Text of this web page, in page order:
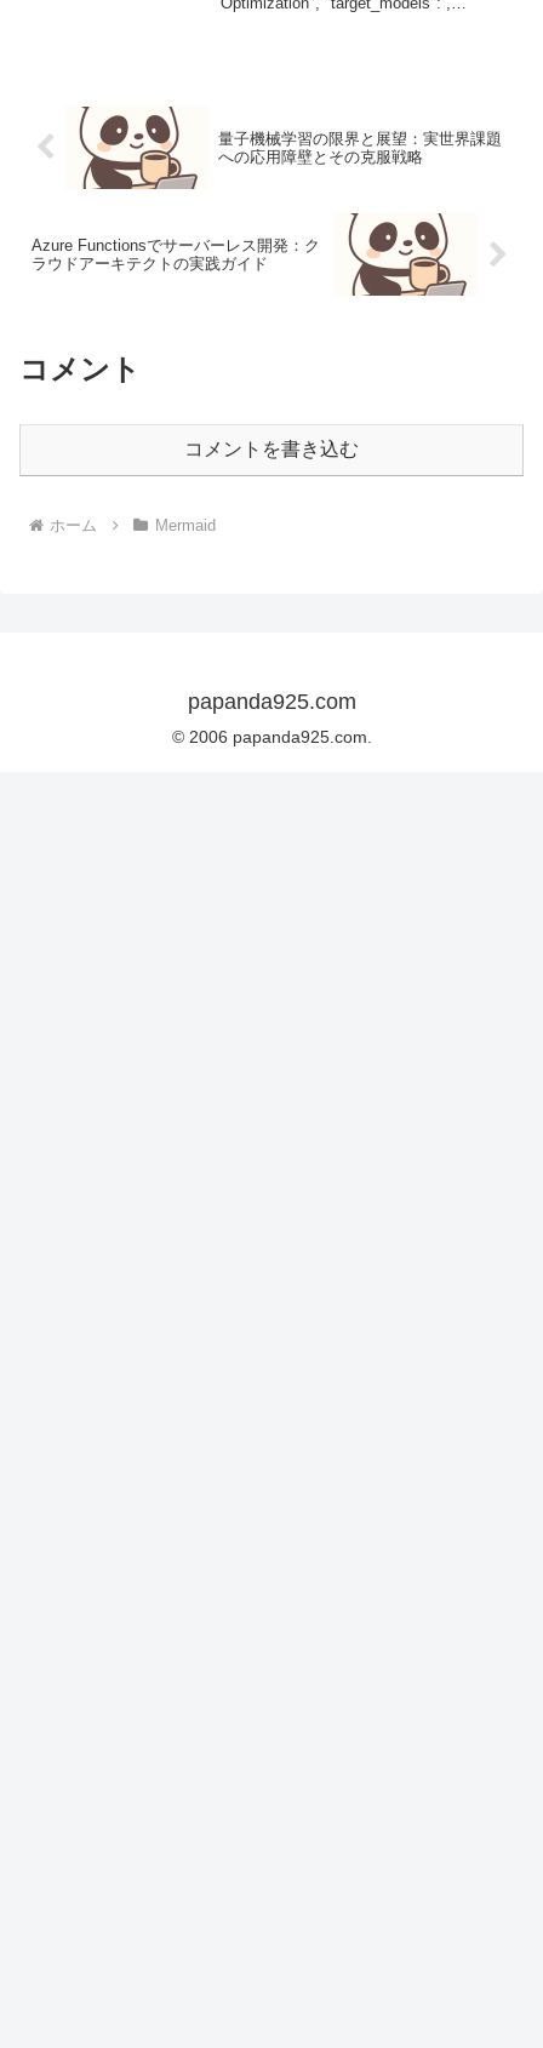
量子機械学習の限界と展望：実世界課題
への応用障壁とその克服戦略
Azure Functionsでサーバーレス開発：ク
ラウドアーキテクトの実践ガイド
コメント
コメントを書き込む
ホーム Mermaid
papanda925.com
© 2006 papanda925.com.